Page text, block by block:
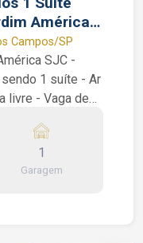
América
Campos/SP
SJC -
1 suíte - Ar
livre - Vaga de
ambientes,
planejada, área
garagem coberta
1
Garagem